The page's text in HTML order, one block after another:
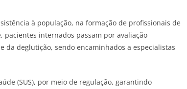
à população, na formação de profissionais de
internados passam por avaliação
da deglutição, sendo encaminhados a especialistas
(SUS), por meio de regulação, garantindo